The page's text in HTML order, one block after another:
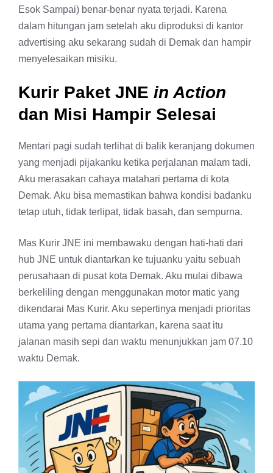
Esok Sampai) benar-benar nyata terjadi. Karena
dalam hitungan jam setelah aku diproduksi di kantor
advertising aku sekarang sudah di Demak dan hampir
menyelesaikan misiku.
Kurir Paket JNE in Action
dan Misi Hampir Selesai
Mentari pagi sudah terlihat di balik keranjang dokumen
yang menjadi pijakanku ketika perjalanan malam tadi.
Aku merasakan cahaya matahari pertama di kota
Demak. Aku bisa memastikan bahwa kondisi badanku
tetap utuh, tidak terlipat, tidak basah, dan sempurna.
Mas Kurir JNE ini membawaku dengan hati-hati dari
hub JNE untuk diantarkan ke tujuanku yaitu sebuah
perusahaan di pusat kota Demak. Aku mulai dibawa
berkeliling dengan menggunakan motor matic yang
dikendarai Mas Kurir. Aku sepertinya menjadi prioritas
utama yang pertama diantarkan, karena saat itu
jalanan masih sepi dan waktu menunjukkan jam 07.10
waktu Demak.